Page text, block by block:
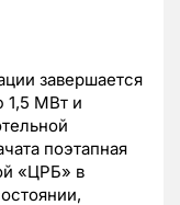
завершается
1,5 МВт и
поэтапная
«ЦРБ» в